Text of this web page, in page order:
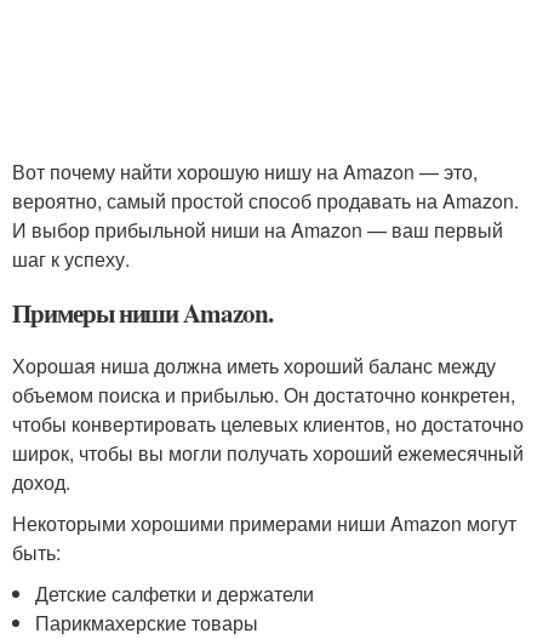
Вот почему найти хорошую нишу на Amazon — это,
вероятно, самый простой способ продавать на Amazon.
И выбор прибыльной ниши на Amazon — ваш первый
шаг к успеху.
Примеры ниши Amazon.
Хорошая ниша должна иметь хороший баланс между
объемом поиска и прибылью. Он достаточно конкретен,
чтобы конвертировать целевых клиентов, но достаточно
широк, чтобы вы могли получать хороший ежемесячный
доход.
Некоторыми хорошими примерами ниши Amazon могут
быть:
Детские салфетки и держатели
Парикмахерские товары